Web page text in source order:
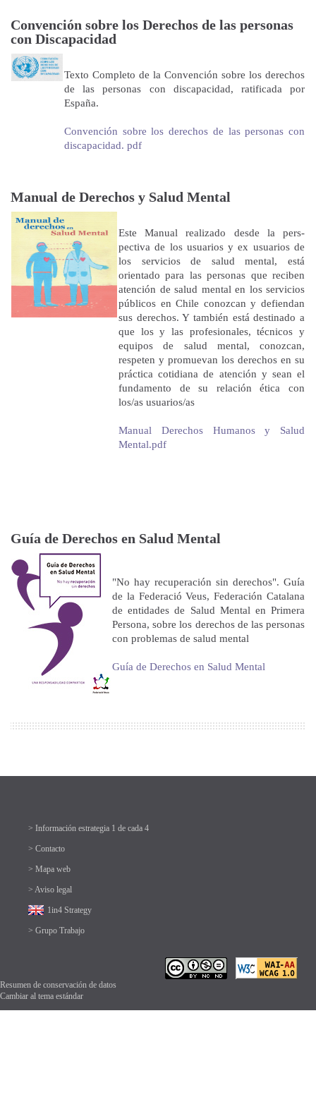
Convención sobre los Derechos de las personas
con Discapacidad
Texto Completo de la Convención sobre los derechos
de las personas con discapacidad, ratificada por
España.
Convención sobre los derechos de las personas con
discapacidad. pdf
Manual de Derechos y Salud Mental
Este Manual realizado desde la pers­
pectiva de los usuarios y ex usuarios de
los servicios de salud mental, está
orientado para las personas que reciben
atención de salud mental en los servicios
públicos en Chile conozcan y defiendan
sus derechos. Y también está destinado a
que los y las profesionales, técnicos y
equipos de salud mental, conozcan,
respeten y promuevan los derechos en su
práctica cotidiana de aten­ción y sean el
fundamento de su relación ética con
los/as usuarios/as
Manual Derechos Humanos y Salud
Mental.pdf
Guía de Derechos en Salud Mental
"No hay recuperación sin derechos". Guía
de la Federació Veus, Federación Catalana
de entidades de Salud Mental en Primera
Persona, sobre los derechos de las personas
con problemas de salud mental
Guía de Derechos en Salud Mental
> Información estrategia 1 de cada 4
> Contacto
> Mapa web
> Aviso legal
1in4 Strategy
> Grupo Trabajo
Resumen de conservación de datos
Cambiar al tema estándar